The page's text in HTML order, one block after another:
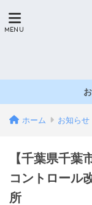
ホーム お知らせ
【千葉県千葉
コントロール
所